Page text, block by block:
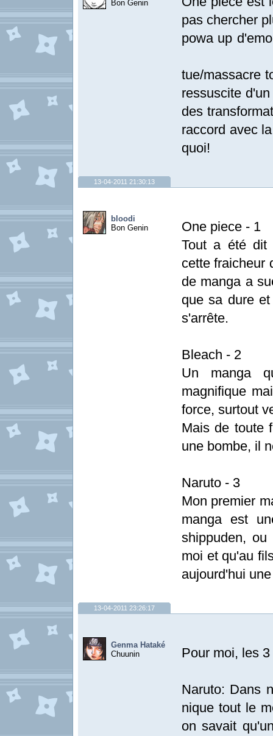
Bon Genin
pas
powa up
tue/
ressuscite
des
raccord avec
quoi!
13-04-2011 21:30:13
bloodi
Bon Genin
One piece - 1
Tout a été dit
cette fraicheur
de manga a
que sa dure
s'arrête.
Bleach - 2
Un manga
magnifique
force, surtout
Mais de toute
une bombe, il
Naruto - 3
Mon premier
manga est
shippuden,
moi et qu'au
aujourd'hui
13-04-2011 23:26:17
Genma Hataké
Chuunin
Pour moi, les
Naruto: Dans
nique tout le
on savait